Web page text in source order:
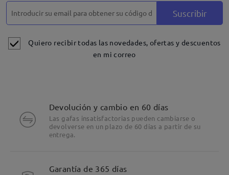
Suscribir
Quiero recibir todas las novedades, ofertas y descuentos
en mi correo
Devolución y cambio en 60 días
Las gafas insatisfactorias pueden cambiarse o
devolverse en un plazo de 60 días a partir de su
entrega.
Garantía de 365 días